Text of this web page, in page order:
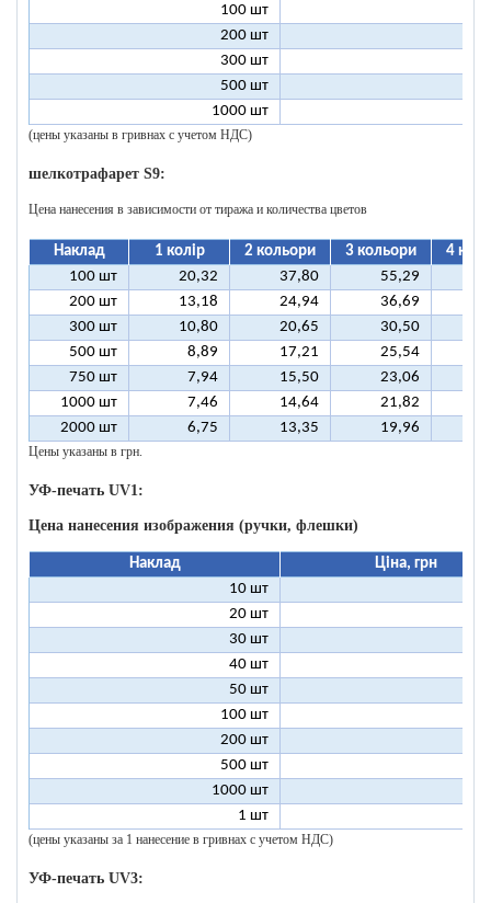
100 шт
200 шт
300 шт
500 шт
1000 шт
(цены указаны в гривнах с учетом НДС)
шелкотрафарет S9:
Цена нанесения в зависимости от тиража и количества цветов
Наклад 1 колір 2 кольори 3 кольори
4
100 шт
20,32 37,80 55,29
200 шт
13,18 24,94 36,69
300 шт
10,80 20,65 30,50
500 шт
8,89 17,21 25,54
750 шт
7,94 15,50 23,06
1000 шт
7,46 14,64 21,82
2000 шт
6,75 13,35 19,96
Цены указаны в грн.
УФ-печать UV1:
Цена нанесения изображения (ручки, флешки)
Наклад
Ціна, грн
10 шт
20 шт
30 шт
40 шт
50 шт
100 шт
200 шт
500 шт
1000 шт
1 шт
(цены указаны за 1 нанесение в гривнах с учетом НДС)
УФ-печать UV3: